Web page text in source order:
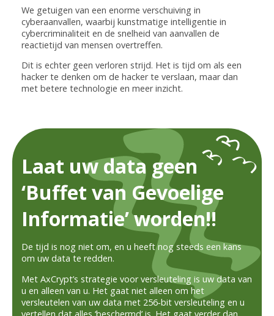
We getuigen van een enorme verschuiving in
cyberaanvallen, waarbij kunstmatige intelligentie in
cybercriminaliteit en de snelheid van aanvallen de
reactietijd van mensen overtreffen.
Dit is echter geen verloren strijd. Het is tijd om als een
hacker te denken om de hacker te verslaan, maar dan
met betere technologie en meer inzicht.
Laat uw data geen
‘Buffet van Gevoelige
Informatie’ worden!!
De tijd is nog niet om, en u heeft nog steeds een kans
om uw data te redden.
Met AxCrypt’s strategie voor versleuteling is uw data van
u en alleen van u. Het gaat niet alleen om het
versleutelen van uw data met 256‑bit versleuteling en u